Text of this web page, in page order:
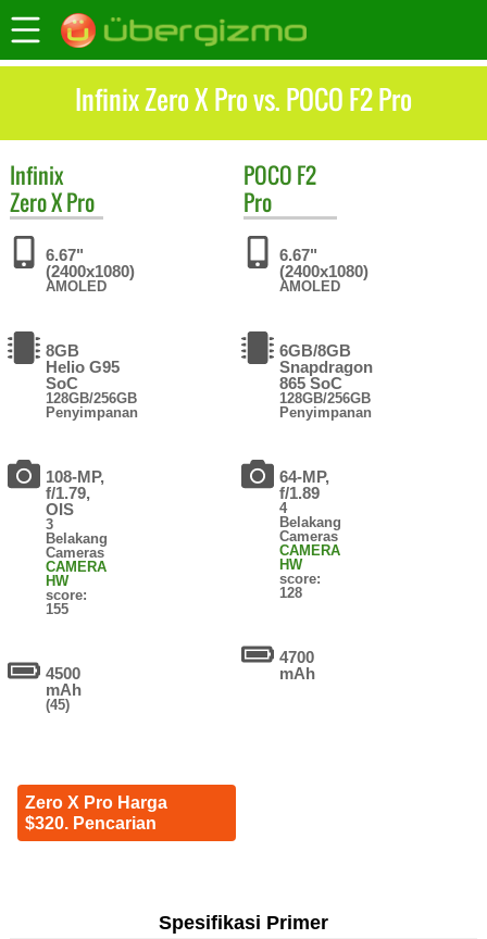
Infinix Zero X Pro vs. POCO F2 Pro
Infinix
Zero X Pro
6.67"
(2400x1080)
AMOLED
8GB
Helio G95
SoC
128GB/256GB
Penyimpanan
108-MP,
f/1.79,
OIS
3
Belakang
Cameras
CAMERA
HW
score:
155
4500
mAh
(45)
Zero X Pro Harga
$320. Pencarian
POCO F2
Pro
6.67"
(2400x1080)
AMOLED
6GB/8GB
Snapdragon
865 SoC
128GB/256GB
Penyimpanan
64-MP,
f/1.89
4
Belakang
Cameras
CAMERA
HW
score:
128
4700
mAh
Spesifikasi Primer